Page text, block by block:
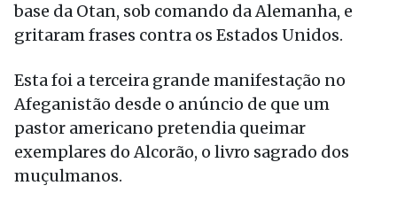
base da Otan, sob comando da Alemanha, e
gritaram frases contra os Estados Unidos.
Esta foi a terceira grande manifestação no
Afeganistão desde o anúncio de que um
pastor americano pretendia queimar
exemplares do Alcorão, o livro sagrado dos
muçulmanos.